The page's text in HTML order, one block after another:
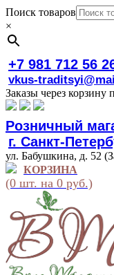
Поиск товаров
×
+7 981 712 56
vkus-
Заказы через корзину
Розничный
г. Санкт-
ул. Бабушкина, д. 52
КОРЗИНА
(0 шт. на 0 руб.)